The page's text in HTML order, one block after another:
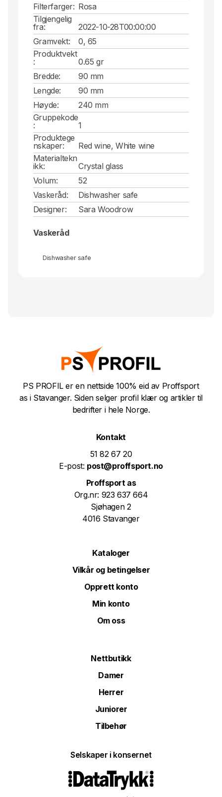
Filterfarger: Rosa
Tilgjengelig
fra:
2022-10-28T00:00:00
Gramvekt:
0, 65
Produktvekt
:
0.65 gr
Bredde:
90 mm
Lengde:
90 mm
Høyde:
240 mm
Gruppekode
:
1
Produktege
nskaper:
Red wine, White wine
Materialtekn
ikk:
Crystal glass
Volum:
52
Vaskeråd:
Dishwasher safe
Designer:
Sara Woodrow
Vaskeråd
Dishwasher safe
PS PROFIL er en nettside 100% eid av Proffsport
as i Stavanger. Siden selger profil klær og artikler til
bedrifter i hele Norge.
Kontakt
51 82 67 20
E-post: post@proffsport.no
Proffsport as
Org.nr: 923 637 664
Sjøhagen 2
4016 Stavanger
Kataloger
Vilkår og betingelser
Opprett konto
Min konto
Om oss
Nettbutikk
Damer
Herrer
Juniorer
Tilbehør
Selskaper i konsernet